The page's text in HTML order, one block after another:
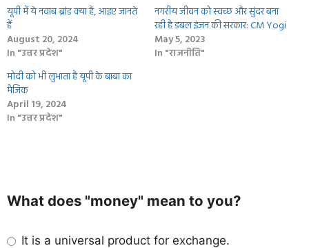
यूपी में ये नवाब ब्रांड क्‍या है, आइए जानते
हैं
August 20, 2024
In "उत्तर प्रदेश"
नगरीय जीवन को स्वच्छ और सुंदर बना
रही है डबल इंजन की सरकार: CM Yogi
May 5, 2023
In "राजनीति"
मोदी को भी लुभाता है यूपी के बाबा का
मैजिक
April 19, 2024
In "उत्तर प्रदेश"
What does "money" mean to you?
It is a universal product for exchange.